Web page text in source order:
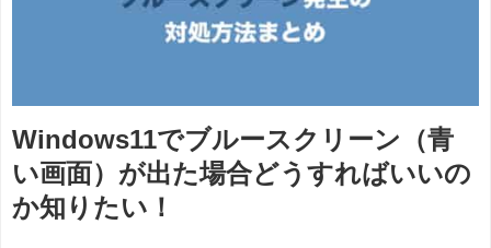
Windows11でブルースクリーン（青
い画面）が出た場合どうすればいいの
か知りたい！